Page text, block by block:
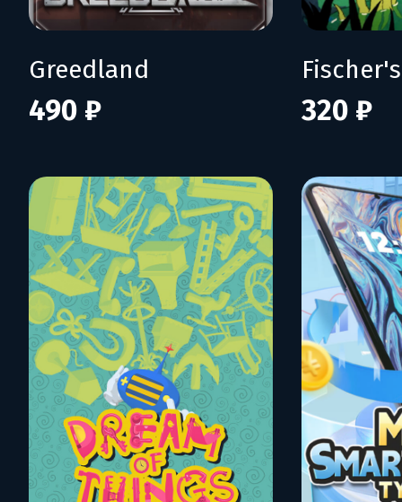
Greedland
490 ₽ 320 ₽